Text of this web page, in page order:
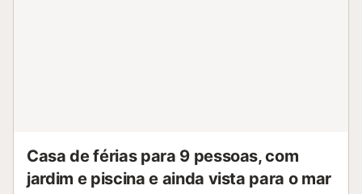
Casa de férias para 9 pessoas, com
jardim e piscina e ainda vista para o mar